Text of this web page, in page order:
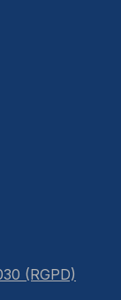
(RGPD)